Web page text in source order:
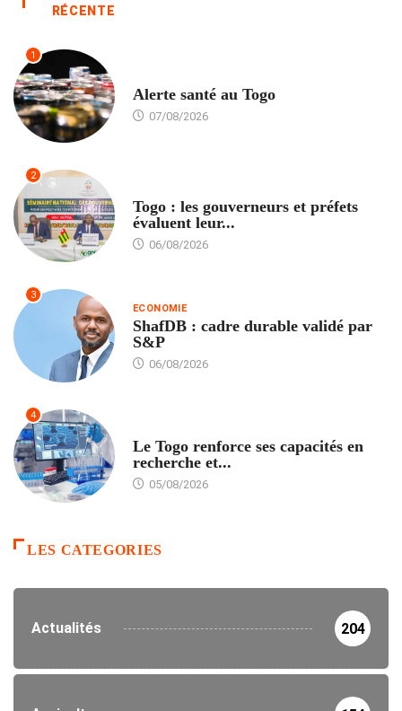
RÉCENTE
1
Alerte santé au Togo
07/08/2026
2
Togo : les gouverneurs et préfets
évaluent leur...
06/08/2026
3
ECONOMIE
ShafDB : cadre durable validé par
S&P
06/08/2026
4
Le Togo renforce ses capacités en
recherche et...
05/08/2026
LES CATEGORIES
Actualités 204